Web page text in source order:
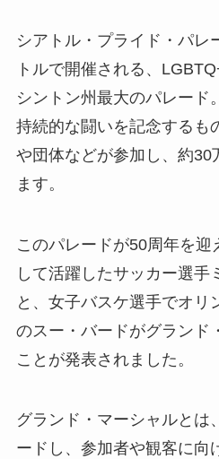
シアトル・プライド・パレ
トルで開催される、
シントン州最大のパレード
持続的な闘いを記念するも
や団体などが参加し、約30
ます。
このパレードが50周年を迎
して活躍したサッカー選手
と、女子バスケ選手でオリ
のスー・バードがグランド
ことが発表されました。
グランド・マーシャルとは
ードし、参加者や観客に向